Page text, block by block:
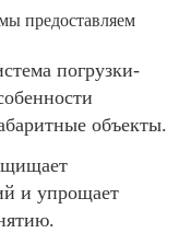
предоставляем
погрузки-
объекты.
и упрощает